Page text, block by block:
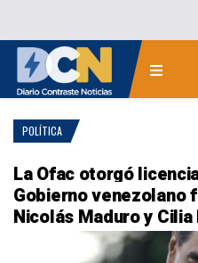
POLÍTICA
La Ofac otorgó
Gobierno venezolano
Nicolás Maduro y